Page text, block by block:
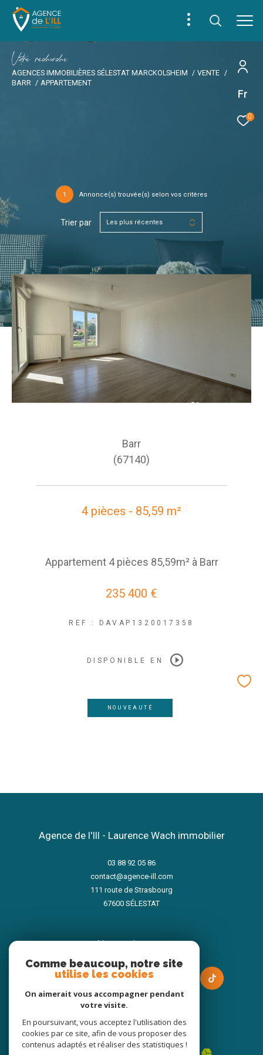
Fr
0
Vore recece
AGENCES IMMOBILIÈRES SÉLESTAT MARCKOLSHEIM
VENTE
BARR
APPARTEMENT
1 Annonce(s) trouvée(s) selon vos critères
Trier par Les plus récentes
Barr
(67140)
4 pièces - 85,59 m²
Appartement 4 pièces 85,59m² à Barr
235 400 €
REF : DAVAP1320017358
DISPONIBLE EN
NOUVEAUTÉ
Agence de l'Ill - Laurence Wach immobilier
03 88 92 05 86
contact@agence-ill.com
111 route de Strasbourg
67600
SÉLESTAT
nous suivre sur
Adhérents
Comme beaucoup, notre site
utilise les cookies
On aimerait vous accompagner pendant
votre visite.
En poursuivant, vous acceptez l'utilisation des
cookies par ce site, afin de vous proposer des
contenus adaptés et réaliser des statistiques !